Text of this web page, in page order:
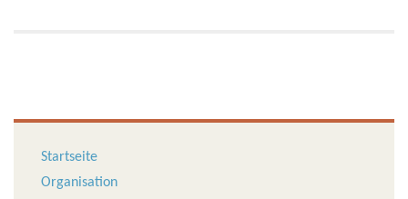
Startseite
Organisation